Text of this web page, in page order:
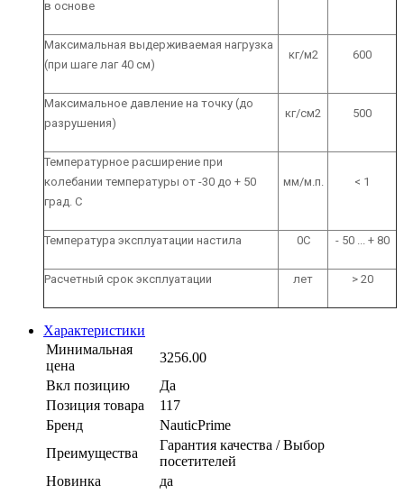
в основе
Максимальная выдерживаемая нагрузка
(при шаге лаг 40 см)
кг/м2 600
Максимальное давление на точку (до
разрушения)
кг/см2 500
Температурное расширение при
колебании температуры от -30 до + 50
град. С
мм/м.п. < 1
Температура эксплуатации настила 0С - 50 ... + 80
Расчетный срок эксплуатации лет > 20
Характеристики
Минимальная
цена
3256.00
Вкл позицию
Да
Позиция товара
117
Бренд
NauticPrime
Преимущества
Гарантия качества / Выбор
посетителей
Новинка
да